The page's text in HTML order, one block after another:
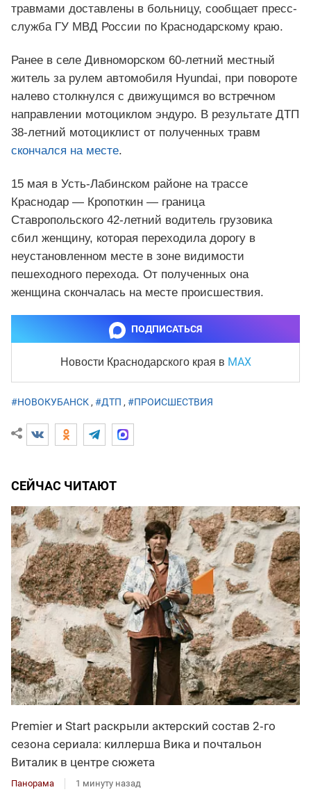
травмами доставлены в больницу, сообщает пресс-
служба ГУ МВД России по Краснодарскому краю.
Ранее в селе Дивноморском 60-летний местный
житель за рулем автомобиля Hyundai, при повороте
налево столкнулся с движущимся во встречном
направлении мотоциклом эндуро. В результате ДТП
38-летний мотоциклист от полученных травм
скончался на месте.
15 мая в Усть-Лабинском районе на трассе
Краснодар — Кропоткин — граница
Ставропольского 42-летний водитель грузовика
сбил женщину, которая переходила дорогу в
неустановленном месте в зоне видимости
пешеходного перехода. От полученных она
женщина скончалась на месте происшествия.
ПОДПИСАТЬСЯ
Новости Краснодарского края в MAX
#НОВОКУБАНСК, #ДТП , #ПРОИСШЕСТВИЯ
СЕЙЧАС ЧИТАЮТ
Premier и Start раскрыли актерский состав 2‑го
сезона сериала: киллерша Вика и почтальон
Виталик в центре сюжета
Панорама 1 минуту назад